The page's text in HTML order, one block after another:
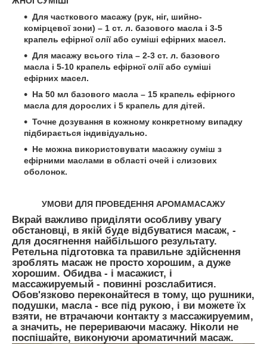
Для часткового масажу (рук, ніг, шийно-
комірцевої зони) – 1 ст. л. базового масла і 3-5
крапель ефірної олії або суміші ефірних масел.
Для масажу всього тіла – 2-3 ст. л. базового
масла і 5-10 крапель ефірної олії або суміші
ефірних масел.
На 50 мл базового масла – 15 крапель ефірного
масла для дорослих і 5 крапель для дітей.
Точне дозування в кожному конкретному випадку
підбирається індивідуально.
Не можна використовувати масажну суміш з
ефірними маслами в області очей і слизових
оболонок.
УМОВИ ДЛЯ ПРОВЕДЕННЯ АРОМАМАСАЖУ
Вкрай важливо приділяти особливу увагу
обстановці, в якій буде відбуватися масаж, -
для досягнення найбільшого результату.
Ретельна підготовка та правильне здійснення
зроблять масаж не просто хорошим, а дуже
хорошим. Обидва - і масажист, і
массажируемый - повинні розслабитися.
Обов'язково переконайтеся в тому, що рушники,
подушки, масла - все під рукою, і ви можете їх
взяти, не втрачаючи контакту з массажируемим,
а значить, не перериваючи масажу. Ніколи не
поспішайте, виконуючи ароматичний масаж.